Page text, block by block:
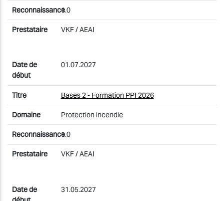
1.0
VKF / AEAI
01.07.2027
Bases 2 - Formation PPI 2026
Protection incendie
1.0
VKF / AEAI
31.05.2027